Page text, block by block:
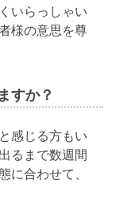
いらっしゃい
様の意思を尊
すか？
感じる方もい
るまで数週間
に合わせて、